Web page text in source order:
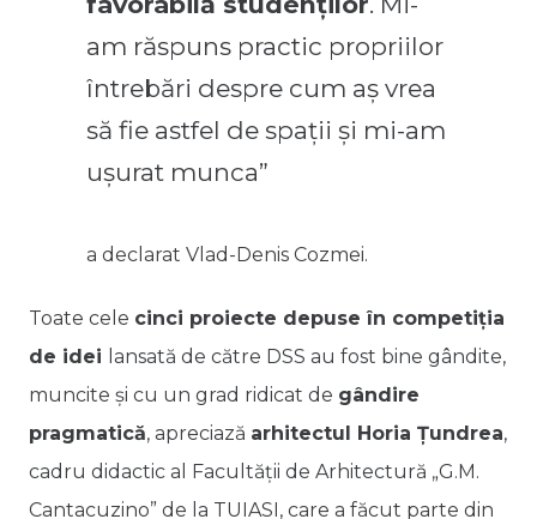
am răspuns practic propriilor
întrebări despre cum aș vrea
să fie astfel de spații și mi-am
ușurat munca”
a declarat Vlad-Denis Cozmei.
Toate cele cinci proiecte depuse în competiția
de idei lansată de către DSS au fost bine gândite,
muncite și cu un grad ridicat de gândire
pragmatică, apreciază arhitectul Horia Țundrea,
cadru didactic al Facultății de Arhitectură „G.M.
Cantacuzino” de la TUIASI, care a făcut parte din